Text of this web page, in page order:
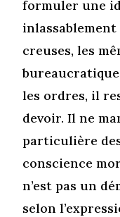
formuler une
creuses, les
les ordres, il
devoir. Il ne
particulière
conscience
n’est pas un
selon